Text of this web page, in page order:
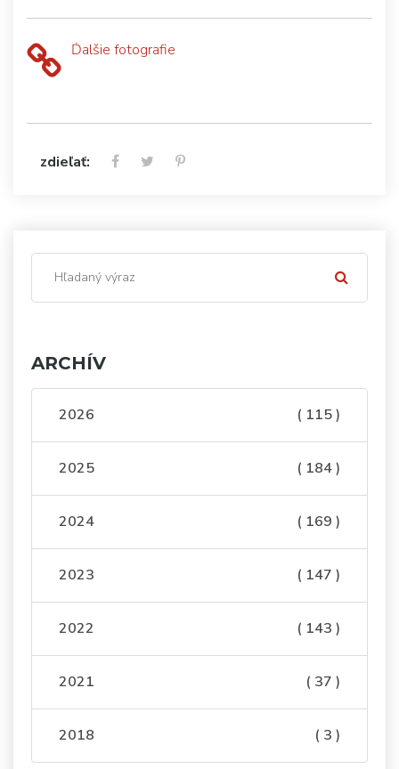
Ďalšie fotografie
zdieľať:
ARCHÍV
2026 ( 115 )
2025 ( 184 )
2024 ( 169 )
2023 ( 147 )
2022 ( 143 )
2021 ( 37 )
2018 ( 3 )